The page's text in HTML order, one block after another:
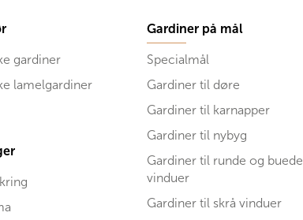
gardiner
lamelgardiner
Gardiner på mål
Specialmål
Gardiner til døre
Gardiner til karnapper
Gardiner til nybyg
Gardiner til runde og buede
vinduer
Gardiner til skrå vinduer